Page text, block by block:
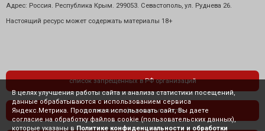
Адрес: Россия. Республика Крым. 299053. Севастополь, ул. Руднева 26.
Настоящий ресурс может содержать материалы 18+
список запрещенных в РФ организаций
политика конфиденциальности
В целях улучшения работы сайта и анализа статистики посещений,
данные обрабатываются с использованием сервиса
Яндекс.Метрика. Продолжая использовать сайт, Вы даете
согласие на обработку файлов cookie (пользовательских данных),
которые указаны в Политике конфиденциальности и обработки